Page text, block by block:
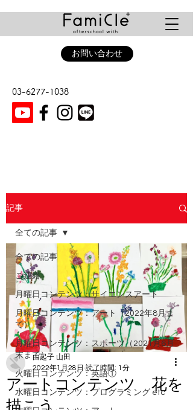
お問い合わせ
03-6277-1038
記事
全ての記事
ご連絡
月曜日コンテンツ：サイエンスアート
月曜日コンテンツ：アート（2022年8月ま
で）
月曜日コンテンツ：スポーツ（2021月6月
末まで）
火曜日コンテンツ：英語①
水曜日コンテンツ：プログラミング etc
全ての記事
アートコンテンツ 花を
描こう
由起子 山田
2022年1月28日 読了時間: 1分